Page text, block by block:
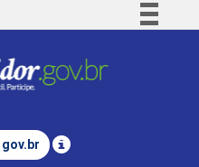
Comunica BR
Legislação
gov.br